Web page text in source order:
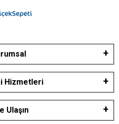
Hizmetleri
Ulaşın